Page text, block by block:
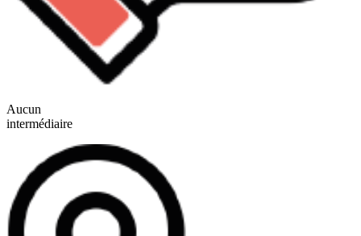
Aucun
intermédiaire